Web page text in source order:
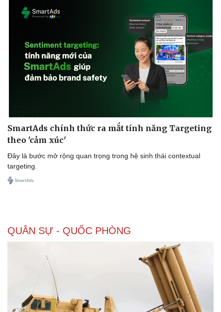
Sức khỏe
Dinh dưỡng - món ngon
Cây thuốc
Làm đẹp - giảm cân
Phòng mạch online
Đời sống
SmartAds chính thức ra mắt tính năng Targeting
theo 'cảm xúc'
Đây là bước mở rộng quan trọng trong hệ sinh thái contextual
targeting.
QUÂN SỰ - QUỐC PHÒNG